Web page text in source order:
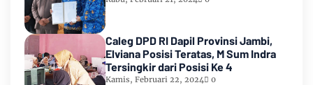
Caleg DPD RI Dapil Provinsi Jambi,
Elviana Posisi Teratas, M Sum Indra
Tersingkir dari Posisi Ke 4
Kamis, Februari 22, 2024 0